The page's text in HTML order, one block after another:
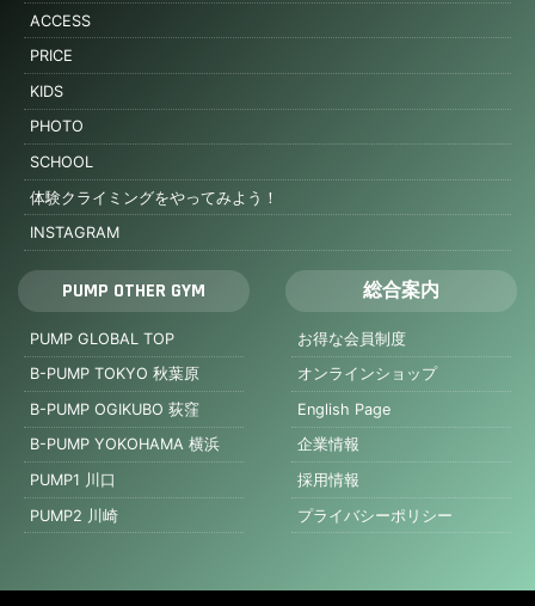
ACCESS
PRICE
KIDS
PHOTO
SCHOOL
体験クライミングをやってみよう！
INSTAGRAM
PUMP OTHER GYM
PUMP GLOBAL TOP
B-PUMP TOKYO 秋葉原
B-PUMP OGIKUBO 荻窪
B-PUMP YOKOHAMA 横浜
PUMP1 川口
PUMP2 川崎
総合案内
お得な会員制度
オンラインショップ
English Page
企業情報
採用情報
プライバシーポリシー